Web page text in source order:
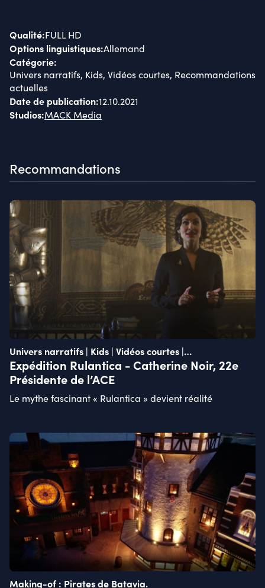
Qualité:FULL HD
Options linguistiques:Allemand
Catégorie:
Univers narratifs, Kids, Vidéos courtes, Recommandations
actuelles
Date de publication:12.10.2021
Studios:MACK Media
Recommandations
Univers narratifs | Kids | Vidéos courtes |
Recommandations actuelles
Expédition Rulantica - Catherine Noir, 22e
Présidente de l’ACE
Le mythe fascinant « Rulantica » devient réalité
Making-of : Pirates de Batavia.